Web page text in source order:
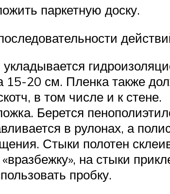
паркетную доску.
15-20 см. Пленка также
в том числе и к стене.
Берется
в рулонах, а
Стыки полотен
на стыки
пробку.